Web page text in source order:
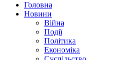
Головна
Новини
Війна
Події
Політика
Економіка